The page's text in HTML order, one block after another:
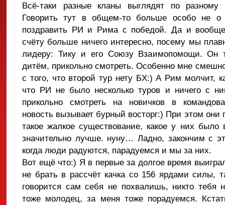
Всё-таки разные кланы выглядят по
Говорить тут в общем-то больше особо не
поздравить РИ и Рима с победой. Да и
счёту больше ничего интересно, посему мы
лидеру: Тику и его Союзу Взаимопомощи. Он
дитём, прикольно смотреть. Особенно мне
с того, что второй тур нету БХ:) А Рим молчит,
что РИ не было несколько туров и ничего с
прикольно смотреть на новичков в
новость вызывает бурный восторг:) При этом они
такое жалкое существование, какое у них было
значительно лучше. нуну… Ладно, закончим с
когда люди радуются, парадуемся и мы за них.
Вот ещё что:) Я в первые за долгое время
не брать в рассчёт качка со 156 ярдами силы,
говорится сам себя не похвалишь, никто тебя
тоже молодец, за меня тоже порадуемся.